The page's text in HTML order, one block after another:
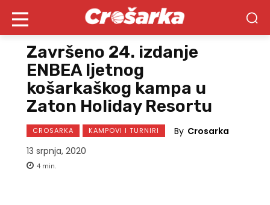
Završeno 24. izdanje
ENBEA ljetnog
košarkaškog kampa u
Zaton Holiday Resortu
CROSARKA KAMPOVI I TURNIRI By Crosarka
13 srpnja, 2020
4 min.